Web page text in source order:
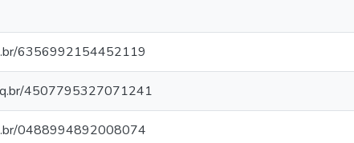
6356992154452119
4507795327071241
0488994892008074